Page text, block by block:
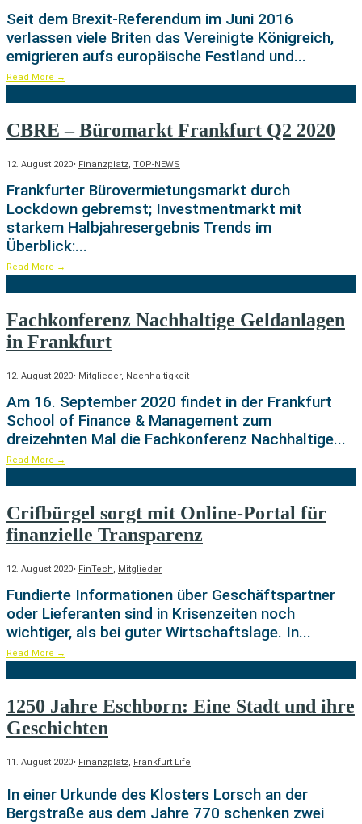
Seit dem Brexit-Referendum im Juni 2016
verlassen viele Briten das Vereinigte Königreich,
emigrieren aufs europäische Festland und...
Read More →
CBRE – Büromarkt Frankfurt Q2 2020
12. August 2020• Finanzplatz, TOP-NEWS
Frankfurter Bürovermietungsmarkt durch
Lockdown gebremst; Investmentmarkt mit
starkem Halbjahresergebnis Trends im
Überblick:...
Read More →
Fachkonferenz Nachhaltige Geldanlagen
in Frankfurt
12. August 2020• Mitglieder, Nachhaltigkeit
Am 16. September 2020 findet in der Frankfurt
School of Finance & Management zum
dreizehnten Mal die Fachkonferenz Nachhaltige...
Read More →
Crifbürgel sorgt mit Online-Portal für
finanzielle Transparenz
12. August 2020• FinTech, Mitglieder
Fundierte Informationen über Geschäftspartner
oder Lieferanten sind in Krisenzeiten noch
wichtiger, als bei guter Wirtschaftslage. In...
Read More →
1250 Jahre Eschborn: Eine Stadt und ihre
Geschichten
11. August 2020• Finanzplatz Frankfurt Life
In einer Urkunde des Klosters Lorsch an der
Bergstraße aus dem Jahre 770 schenken zwei